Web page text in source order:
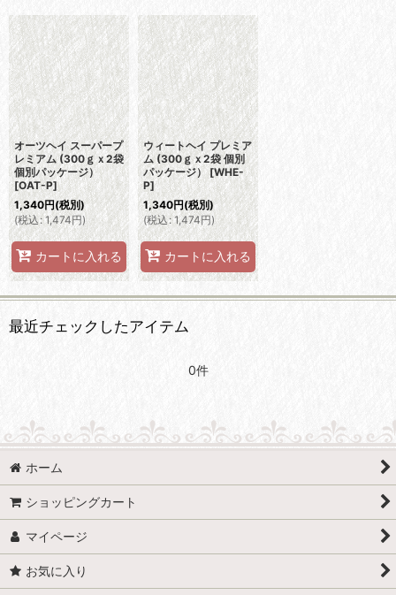
並び順 :
絞り込む
オーツヘイ スーパープ
レミアム (300ｇｘ2袋
個別パッケージ）
[OAT-P]
1,340円(税別)
(税込: 1,474円)
カートに入れる
ウィートヘイ プレミア
ム (300ｇｘ2袋 個別
パッケージ）
[WHE-
P]
1,340円(税別)
(税込: 1,474円)
カートに入れる
最近チェックしたアイテム
0件
ホーム
ショッピングカート
マイページ
お気に入り